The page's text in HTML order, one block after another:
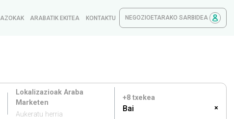
AZOKAK ARABATIK EKITEA KONTAKTU NEGOZIOETARAKO SARBIDEA
Lokalizazioak Araba
Marketen
Aukeratu herria
+8 txekea
×
Bai